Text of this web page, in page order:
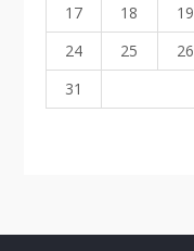
17
18 19
24
25 26
31